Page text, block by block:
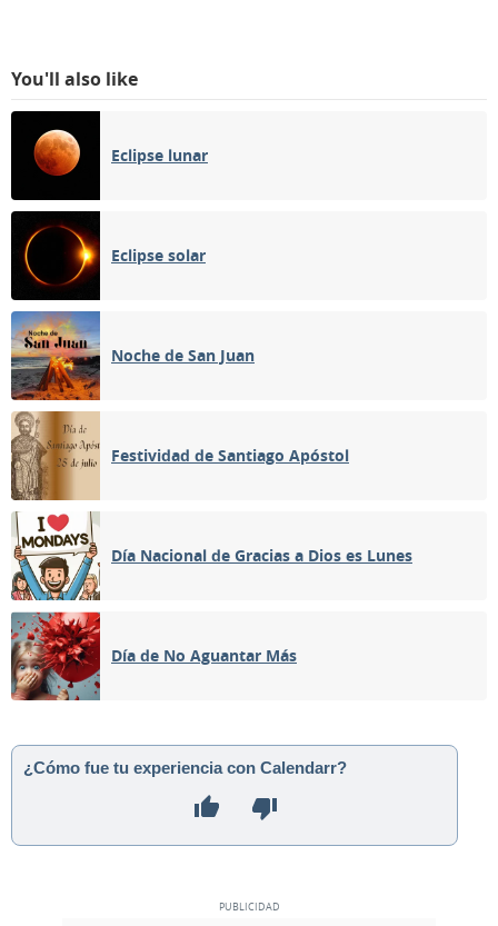
You'll also like
Eclipse lunar
Eclipse solar
Noche de San Juan
Festividad de Santiago Apóstol
Día Nacional de Gracias a Dios es Lunes
Día de No Aguantar Más
¿Cómo fue tu experiencia con Calendarr?